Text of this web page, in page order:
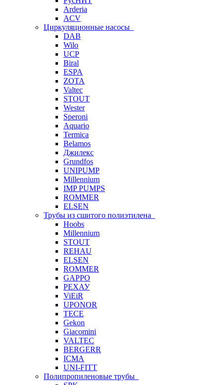
Arderia
ACV
Циркуляционные насосы
DAB
Wilo
UCP
Biral
ESPA
ZOTA
Valtec
STOUT
Wester
Speroni
Aquario
Termica
Belamos
Джилекс
Grundfos
UNIPUMP
Millennium
IMP PUMPS
ROMMER
ELSEN
Трубы из сшитого полиэтилена
Hoobs
Millennium
STOUT
REHAU
ELSEN
ROMMER
GAPPO
РЕХАУ
ViEiR
UPONOR
TECE
Gekon
Giacomini
VALTEC
BERGERR
ICMA
UNI-FITT
Полипропиленовые трубы